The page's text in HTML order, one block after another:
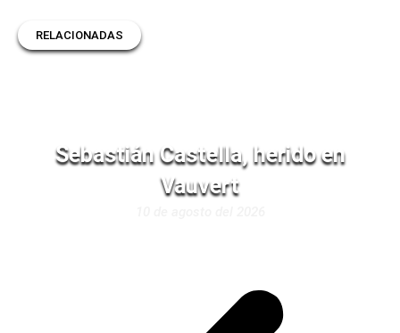
RELACIONADAS
Sebastián Castella, herido en
Vauvert